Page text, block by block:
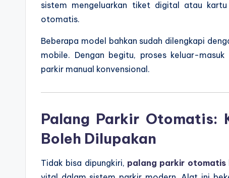
sistem mengeluarkan tiket digital atau
otomatis.
Beberapa model bahkan sudah dilengkapi
mobile. Dengan begitu, proses keluar-
parkir manual konvensional.
Palang Parkir Otomatis:
Boleh Dilupakan
Tidak bisa dipungkiri, palang parkir otomatis